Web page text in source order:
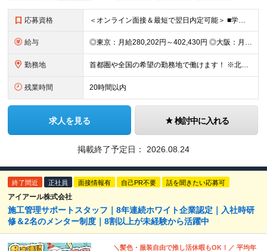
応募資格 ＜オンライン面接＆最短で翌日内定可能＞ ■学歴不問 ■未経験・第二新卒・正社員初挑戦の方、大歓迎！ ★9割以上の社員が未経験からのスタートです ★アルバイト経験のみという方も活躍しています ◇志望理
給与 ◎東京：月給280,202円～402,430円 ◎大阪：月給269,824円～392,052円 ◎名古屋：月給285,967円～408,195円 ◎その他：月給265,212円～387,440円 ※
勤務地 首都圏や全国の希望の勤務地で働けます！ ※北海道・東北・関東・北信越・関西・東海・中国・四国・九州・沖縄県 ★希望を考慮します ★UIターン歓迎／転勤なし
残業時間 20時間以内
求人を見る 検討中に入れる
掲載終了予定日： 2026.08.24
終了間近 正社員 面接情報有 自己PR不要 話を聞きたい応募可
アイアール株式会社
施工管理サポートスタッフ｜8年連続ホワイト企業認定｜入社時研
修＆2名のメンター制度｜8割以上が未経験から活躍中
＼髪色・服装自由で推し活休暇もOK！／ 平均年